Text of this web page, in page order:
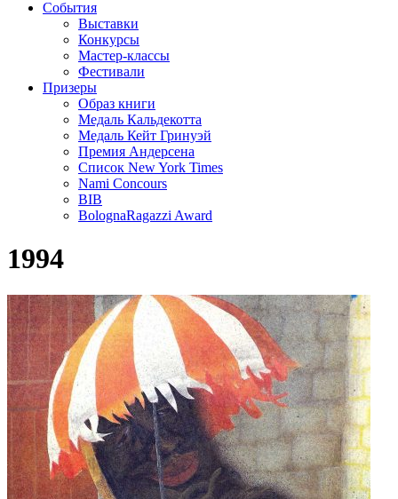
События
Выставки
Конкурсы
Мастер-классы
Фестивали
Призеры
Образ книги
Медаль Кальдекотта
Медаль Кейт Гринуэй
Премия Андерсена
Список New York Times
Nami Concours
BIB
BolognaRagazzi Award
1994